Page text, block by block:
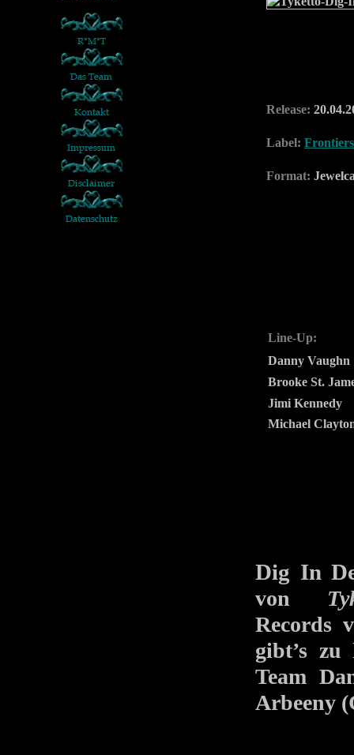
Release:
Label:
Format:
Line-Up:
Danny Vaughn
Brooke St.
Jimi Kennedy
Michael
Dig In
von
Records
gibt’s zu
Team
Arbeeny